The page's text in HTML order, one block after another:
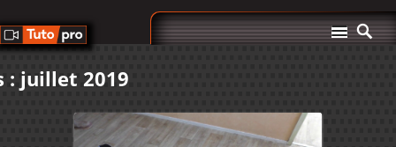
: juillet 2019